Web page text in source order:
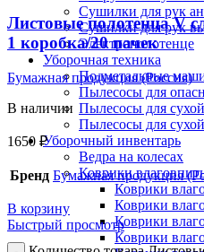
Сушилки для рук
Сушилки для рук
Электрополотенце
Уборочная техника
Подметальные
Пылесосы для
Пылесосы для
Пылесосы для
Уборочный инвентарь
Ведра на колесах
Коврики
Коврики
Коврики
Коврики
Коврики
Листовые полотенца V
1 коробка/20 пачек
Бумажная продукция (Россия)
В наличии
1650 ₽
Бренд Бумажная продукция
В корзину
Быстрый просмотр